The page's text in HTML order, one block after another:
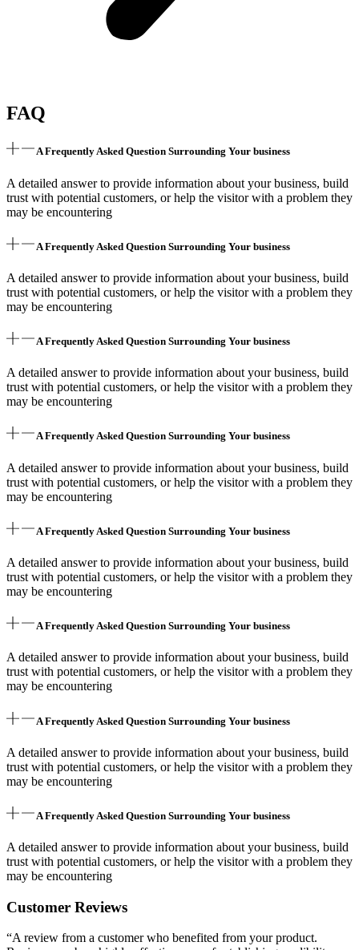
FAQ
A Frequently Asked Question Surrounding Your business
A detailed answer to provide information about your business, build
trust with potential customers, or help the visitor with a problem they
may be encountering
A Frequently Asked Question Surrounding Your business
A detailed answer to provide information about your business, build
trust with potential customers, or help the visitor with a problem they
may be encountering
A Frequently Asked Question Surrounding Your business
A detailed answer to provide information about your business, build
trust with potential customers, or help the visitor with a problem they
may be encountering
A Frequently Asked Question Surrounding Your business
A detailed answer to provide information about your business, build
trust with potential customers, or help the visitor with a problem they
may be encountering
A Frequently Asked Question Surrounding Your business
A detailed answer to provide information about your business, build
trust with potential customers, or help the visitor with a problem they
may be encountering
A Frequently Asked Question Surrounding Your business
A detailed answer to provide information about your business, build
trust with potential customers, or help the visitor with a problem they
may be encountering
A Frequently Asked Question Surrounding Your business
A detailed answer to provide information about your business, build
trust with potential customers, or help the visitor with a problem they
may be encountering
A Frequently Asked Question Surrounding Your business
A detailed answer to provide information about your business, build
trust with potential customers, or help the visitor with a problem they
may be encountering
Customer Reviews
“A review from a customer who benefited from your product.